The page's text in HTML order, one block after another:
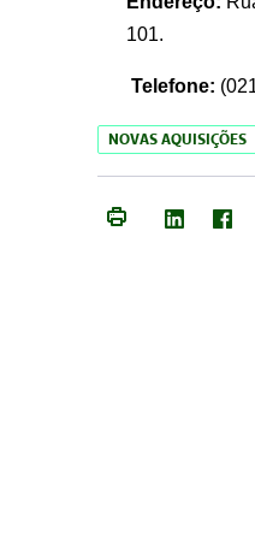
101.
Telefone:
NOVAS AQUISIÇÕES